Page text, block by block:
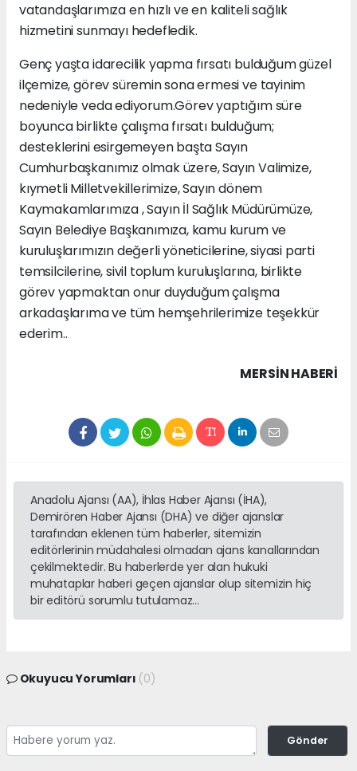
vatandaşlarımıza en hızlı ve en kaliteli sağlık
hizmetini sunmayı hedefledik.
Genç yaşta idarecilik yapma fırsatı bulduğum güzel
ilçemize, görev süremin sona ermesi ve tayinim
nedeniyle veda ediyorum.Görev yaptığım süre
boyunca birlikte çalışma fırsatı bulduğum;
desteklerini esirgemeyen başta Sayın
Cumhurbaşkanımız olmak üzere, Sayın Valimize,
kıymetli Milletvekillerimize, Sayın dönem
Kaymakamlarımıza , Sayın İl Sağlık Müdürümüze,
Sayın Belediye Başkanımıza, kamu kurum ve
kuruluşlarımızın değerli yöneticilerine, siyasi parti
temsilcilerine, sivil toplum kuruluşlarına, birlikte
görev yapmaktan onur duyduğum çalışma
arkadaşlarıma ve tüm hemşehrilerimize teşekkür
ederim..
MERSIN HABERİ
Anadolu Ajansı (AA), İhlas Haber Ajansı (İHA),
Demirören Haber Ajansı (DHA) ve diğer ajanslar
tarafından eklenen tüm haberler, sitemizin
editörlerinin müdahalesi olmadan ajans kanallarından
çekilmektedir. Bu haberlerde yer alan hukuki
muhataplar haberi geçen ajanslar olup sitemizin hiç
bir editörü sorumlu tutulamaz...
Okuyucu Yorumları (0)
Gönder